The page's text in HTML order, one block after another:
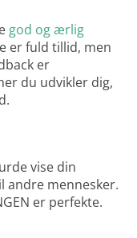
god og ærlig
er fuld tillid, men
er
du udvikler dig,
vise din
andre mennesker.
er perfekte.